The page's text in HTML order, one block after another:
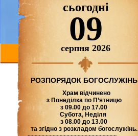
сьогодні
09
серпня 2026
РОЗПОРЯДОК БОГОСЛУЖІНЬ
Храм відчинено
з Понеділка по П’ятницю
з 09.00 до 17.00
Субота, Неділя
з 08.00 до 13.00
та згідно з розкладом богослужінь.